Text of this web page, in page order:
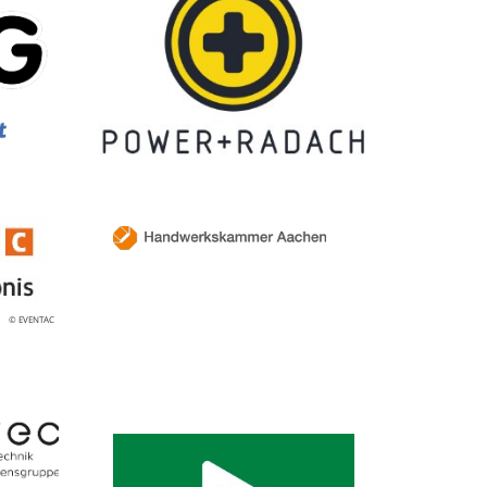
© EVENTAC